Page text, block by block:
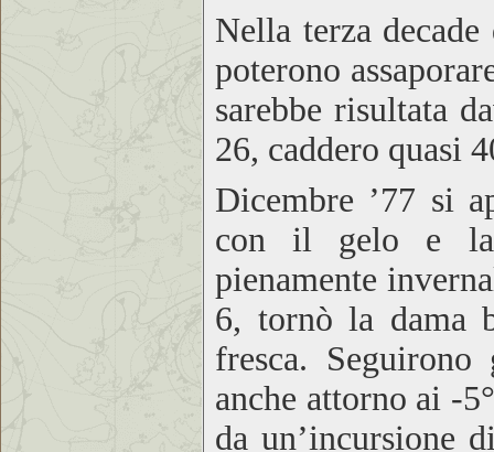
Nella terza
poterono
sarebbe risultata
26, caddero quasi
Dicembre ’77 si
con il gelo e la
pienamente
6, tornò la dama
fresca.
anche attorno ai -
da un’incursione